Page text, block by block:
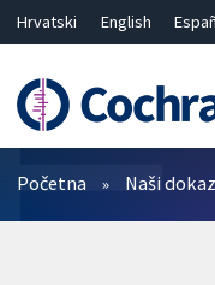
Hrvatski English
繁體中文
简体中文
Prečistači
Početna Naši